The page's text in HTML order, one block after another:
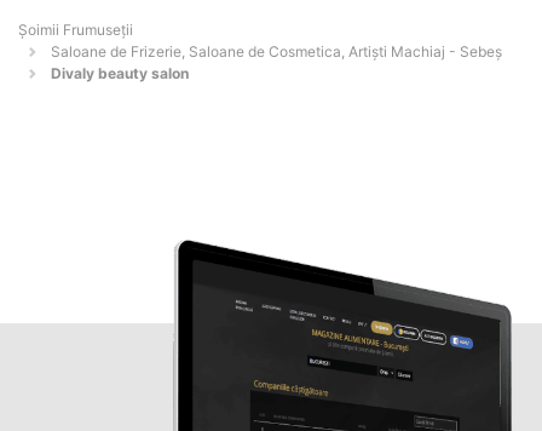
Șoimii Frumuseții
Saloane de Frizerie, Saloane de Cosmetica, Artiști Machiaj - Sebeş
Divaly beauty salon